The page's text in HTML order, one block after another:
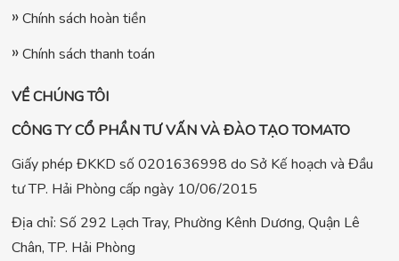
Chính sách hoàn tiền
Chính sách thanh toán
VỀ CHÚNG TÔI
CÔNG TY CỔ PHẦN TƯ VẤN VÀ ĐÀO TẠO TOMATO
Giấy phép ĐKKD số 0201636998 do Sở Kế hoạch và Đầu
tư TP. Hải Phòng cấp ngày 10/06/2015
Địa chỉ: Số 292 Lạch Tray, Phường Kênh Dương, Quận Lê
Chân, TP. Hải Phòng